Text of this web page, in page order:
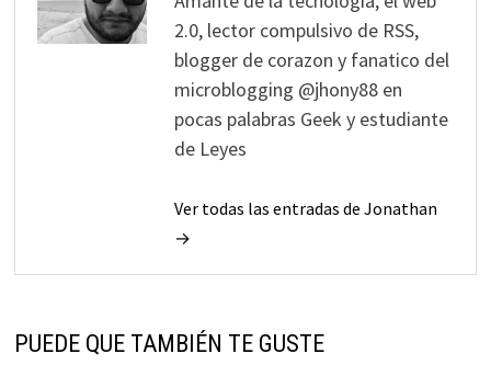
2.0, lector compulsivo de RSS,
blogger de corazon y fanatico del
microblogging @jhony88 en
pocas palabras Geek y estudiante
de Leyes
Ver todas las entradas de Jonathan
→
PUEDE QUE TAMBIÉN TE GUSTE